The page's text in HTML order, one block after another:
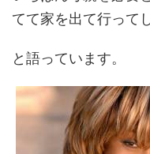
てて家を出て行って
と語っています。